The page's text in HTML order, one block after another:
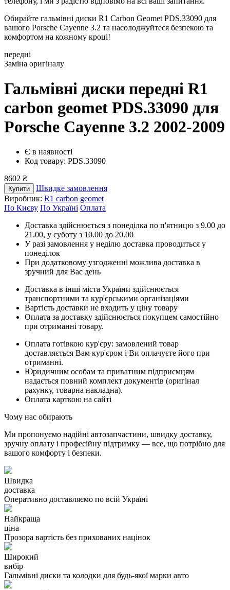
Обирайте гальмівні диски R1 Carbon Geomet PDS.33090 для
вашого Porsche Cayenne 3.2 та насолоджуйтеся безпекою та
комфортом на кожному кроці!
передні
Заміна оригіналу
Гальмівні диски передні R1
carbon geomet PDS.33090 для
Porsche Cayenne 3.2 2002-2009
Є в наявності
Код товару: PDS.33090
8602 ₴
Купити
Швидке замовлення
Виробник: R1 carbon geomet
По Києву По Україні Оплата
Доставка здійснюється з понеділка по п'ятницю з 9.00 до
21.00, у суботу з 10.00 до 20.00
У разі замовлення у неділю доставка проводиться у
понеділок
При додатковому узгодженні можлива доставка в
зручний для Вас день
Доставка в інші міста України здійснюється
транспортними та кур'єрськими організаціями
Вартість доставки не входить у ціну товару
Оплата за доставку здійснюється покупцем самостійно
при отриманні товару.
Оплата готівкою кур'єру: замовлений товар
доставляється Вам кур'єром і Ви оплачуєте його при
отриманні.
Юридичним особам та приватним підприємцям
надається повний комплект документів (оригінал
рахунку, товарна накладна).
Оплата карткою на сайті
Чому нас обирають
Ми пропонуємо надійні автозапчастини, швидку доставку,
зручну оплату і професійну підтримку — все, що потрібно для
вашого комфорту і безпеки.
Швидка
доставка
Оперативно доставляємо по всій Україні
Найкраща
ціна
Прозора вартість без прихованих націнок
Широкий
вибір
Гальмівні диски та колодки для будь-якої марки авто